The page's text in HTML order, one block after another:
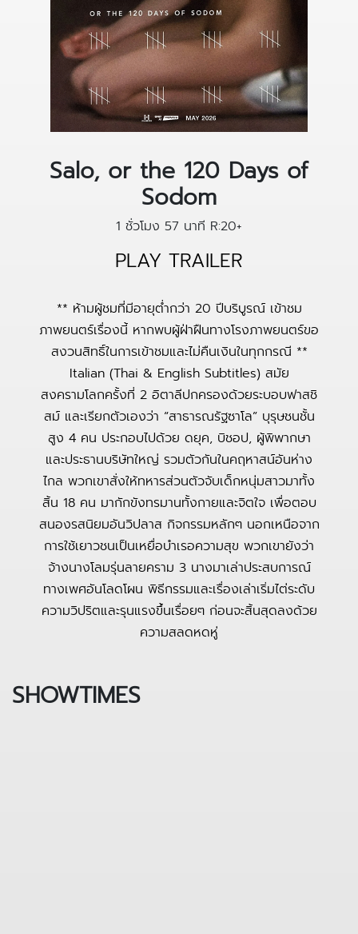
Salo, or the 120 Days of
Sodom
1 ชั่วโมง 57 นาที R:20+
PLAY TRAILER
** ห้ามผู้ชมที่มีอายุต่ำกว่า 20 ปีบริบูรณ์ เข้าชม
ภาพยนตร์เรื่องนี้ หากพบผู้ฝ่าฝืนทางโรงภาพยนตร์ขอ
สงวนสิทธิ์ในการเข้าชมและไม่คืนเงินในทุกกรณี **
Italian (Thai & English Subtitles) สมัย
สงครามโลกครั้งที่ 2 อิตาลีปกครองด้วยระบอบฟาสชิ
สม์ และเรียกตัวเองว่า “สาธารณรัฐซาโล” บุรุษชนชั้น
สูง 4 คน ประกอบไปด้วย ดยุค, บิชอป, ผู้พิพากษา
และประธานบริษัทใหญ่ รวมตัวกันในคฤหาสน์อันห่าง
ไกล พวกเขาสั่งให้ทหารส่วนตัวจับเด็กหนุ่มสาวมาทั้ง
สิ้น 18 คน มากักขังทรมานทั้งกายและจิตใจ เพื่อตอบ
สนองรสนิยมอันวิปลาส กิจกรรมหลักๆ นอกเหนือจาก
การใช้เยาวชนเป็นเหยื่อบำเรอความสุข พวกเขายังว่า
จ้างนางโลมรุ่นลายคราม 3 นางมาเล่าประสบการณ์
ทางเพศอันโลดโผน พิธีกรรมและเรื่องเล่าเริ่มไต่ระดับ
ความวิปริตและรุนแรงขึ้นเรื่อยๆ ก่อนจะสิ้นสุดลงด้วย
ความสลดหดหู่
SHOWTIMES